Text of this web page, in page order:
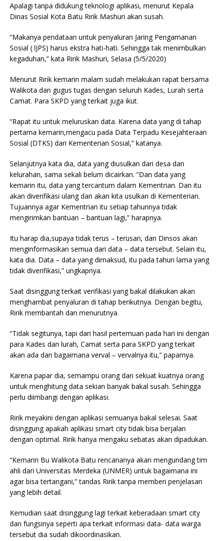
Apalagi tanpa didukung teknologi aplikasi, menurut Kepala
Dinas Sosial Kota Batu Ririk Mashuri akan susah.
“Makanya pendataan untuk penyaluran Jaring Pengamanan
Sosial ( lJPS) harus ekstra hati-hati. Sehingga tak menimbulkan
kegaduhan,” kata Ririk Mashuri, Selasa (5/5/2020)
Menurut Ririk kemarin malam sudah melakukan rapat bersama
Walikota dan gugus tugas dengan seluruh Kades, Lurah serta
Camat. Para SKPD yang terkait juga ikut.
“Rapat itu untuk meluruskan data. Karena data yang di tahap
pertama kemarin,mengacu pada Data Terpadu Kesejahteraan
Sosial (DTKS) dari Kementerian Sosial,” katanya.
Selanjutnya kata dia, data yang diusulkan dari desa dan
kelurahan, sama sekali belum dicairkan. “Dan data yang
kemarin itu, data yang tercantum dalam Kementrian. Dan itu
akan diverifikasi ulang dan akan kita usulkan di Kementerian.
Tujuannya agar Kementrian itu setiap tahunnya tidak
mengirimkan bantuan – bantuan lagi,” harapnya.
Itu harap dia,supaya tidak terus – terusan, dan Dinsos akan
menginformasikan semua dari data – data tersebut. Selain itu,
kata dia. Data – data yang dimaksud, itu pada tahun lama yang
tidak diverifikasi,” ungkapnya.
Saat disinggung terkait verifikasi yang bakal dilakukan akan
menghambat penyaluran di tahap berikutnya. Dengan begitu,
Ririk membantah dan menurutnya.
“Tidak segitunya, tapi dari hasil pertemuan pada hari ini dengan
para Kades dan lurah, Camat serta para SKPD yang terkait
akan ada dan bagaimana verval – vervalnya itu,” paparnya.
Karena papar dia, semampu orang dan sekuat kuatnya orang
untuk menghitung data sekian banyak bakal susah. Sehingga
perlu diimbangi dengan aplikasi.
Ririk meyakini dengan aplikasi semuanya bakal selesai. Saat
disinggung apakah aplikasi smart city tidak bisa berjalan
dengan optimal. Ririk hanya mengaku sebatas akan dipadukan.
“Kemarin Bu Walikota Batu rencananya akan mengundang tim
ahli dari Universitas Merdeka (UNMER) untuk bagaimana ini
agar bisa tertangani,” tandas Ririk tanpa memberi penjelasan
yang lebih detail.
Kemudian saat disinggung lagi terkait keberadaan smart city
dan fungsinya seperti apa terkait informasi data- data warga
tersebut dia sudah dikoordinasikan.